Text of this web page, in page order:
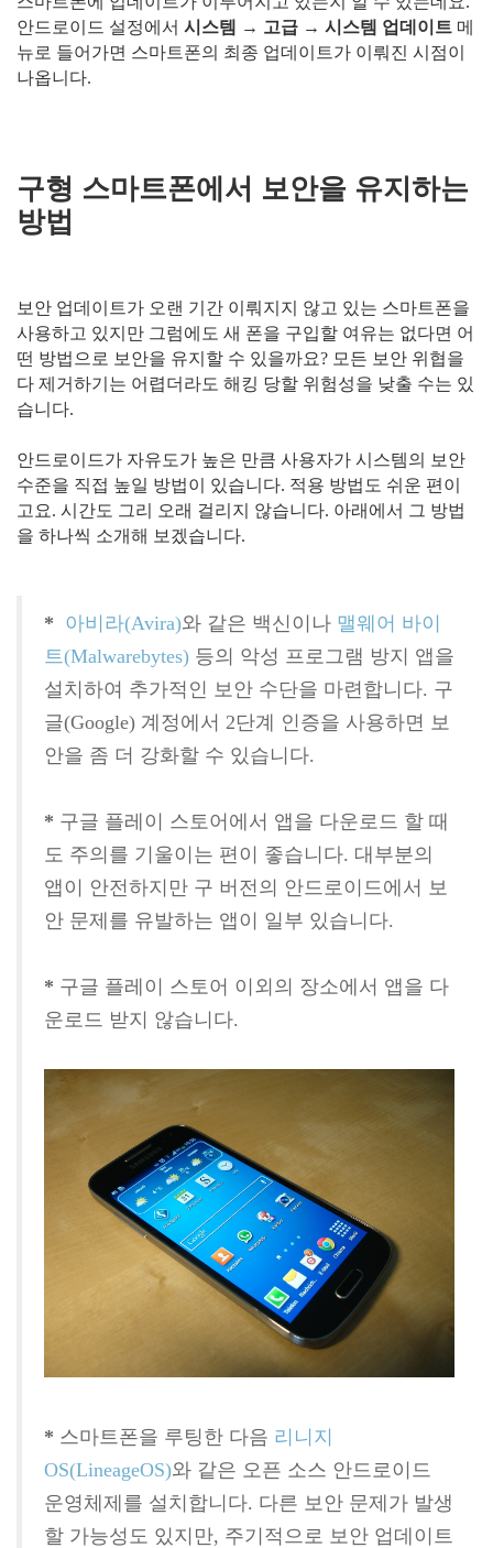
안드로이드 설정에서 시스템 → 고급 → 시스템 업데이트 메
뉴로 들어가면 스마트폰의 최종 업데이트가 이뤄진 시점이
나옵니다.
구형 스마트폰에서 보안을 유지하는
방법
보안 업데이트가 오랜 기간 이뤄지지 않고 있는 스마트폰을
사용하고 있지만 그럼에도 새 폰을 구입할 여유는 없다면 어
떤 방법으로 보안을 유지할 수 있을까요? 모든 보안 위협을
다 제거하기는 어렵더라도 해킹 당할 위험성을 낮출 수는 있
습니다.
안드로이드가 자유도가 높은 만큼 사용자가 시스템의 보안
수준을 직접 높일 방법이 있습니다. 적용 방법도 쉬운 편이
고요. 시간도 그리 오래 걸리지 않습니다. 아래에서 그 방법
을 하나씩 소개해 보겠습니다.
* 아비라(Avira)와 같은 백신이나 맬웨어 바이
트(Malwarebytes) 등의 악성 프로그램 방지 앱을
설치하여 추가적인 보안 수단을 마련합니다. 구
글(Google) 계정에서 2단계 인증을 사용하면 보
안을 좀 더 강화할 수 있습니다.
* 구글 플레이 스토어에서 앱을 다운로드 할 때
도 주의를 기울이는 편이 좋습니다. 대부분의
앱이 안전하지만 구 버전의 안드로이드에서 보
안 문제를 유발하는 앱이 일부 있습니다.
* 구글 플레이 스토어 이외의 장소에서 앱을 다
운로드 받지 않습니다.
* 스마트폰을 루팅한 다음 리니지
OS(LineageOS)와 같은 오픈 소스 안드로이드
운영체제를 설치합니다. 다른 보안 문제가 발생
할 가능성도 있지만, 주기적으로 보안 업데이트